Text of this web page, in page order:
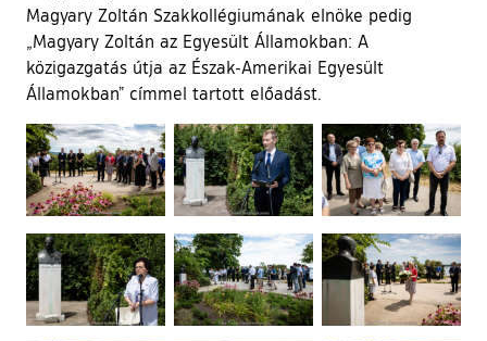
Magyary Zoltán Szakkollégiumának elnöke pedig
„Magyary Zoltán az Egyesült Államokban: A
közigazgatás útja az Észak-Amerikai Egyesült
Államokban” címmel tartott előadást.
Ugrás a galéria utánra